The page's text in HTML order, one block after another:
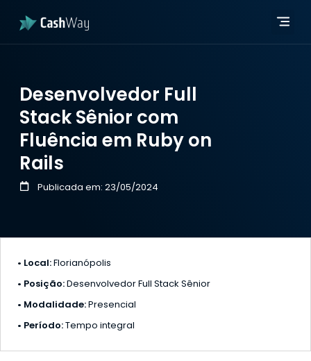
Desenvolvedor Full
Stack Sênior com
Fluência em Ruby on
Rails
Publicada em: 23/05/2024
• Local:Florianópolis
• Posição:Desenvolvedor Full Stack Sênior
• Modalidade:Presencial
• Período:Tempo integral